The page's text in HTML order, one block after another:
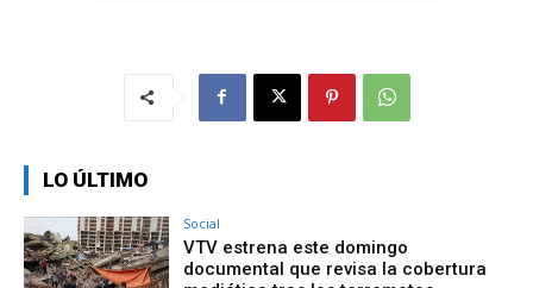
LO ÚLTIMO
Social
VTV estrena este domingo
documental que revisa la cobertura